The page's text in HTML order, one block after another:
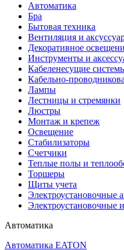
Автоматика
Бра
Бытовая техника
Вентиляция и
Декоративное
Инструменты и
Кабеленесущие
Кабельно-
Лампы
Лестницы и стремянки
Люстры
Монтаж и крепеж
Освещение
Стабилизаторы
Счетчики
Теплые полы и
Торшеры
Щиты учета
Электроустановочные
Электроустановочные
Автоматика
Автоматика EATON